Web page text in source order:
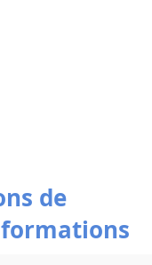
de